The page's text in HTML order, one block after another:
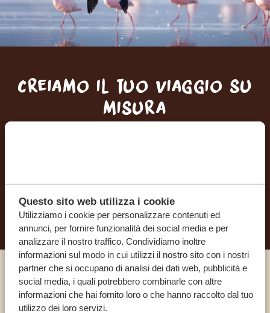
Questo sito web utilizza i cookie
Utilizziamo i cookie per personalizzare contenuti ed
annunci, per fornire funzionalità dei social media e per
analizzare il nostro traffico. Condividiamo inoltre
informazioni sul modo in cui utilizzi il nostro sito con i nostri
partner che si occupano di analisi dei dati web, pubblicità e
social media, i quali potrebbero combinarle con altre
informazioni che hai fornito loro o che hanno raccolto dal tuo
utilizzo dei loro servizi.
Creiamo il tuo viaggio su
misura
INIZIA A PIANIFICARE IL VIAGGIO DEI TUOI
SOGNI
Chiama un esperto